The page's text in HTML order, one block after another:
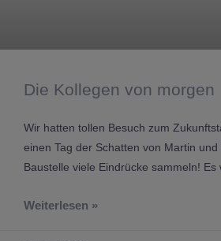
Die Kollegen von morgen
Wir hatten tollen Besuch zum
einen Tag der Schatten von Martin
Baustelle viele Eindrücke sammeln! Es
Weiterlesen »